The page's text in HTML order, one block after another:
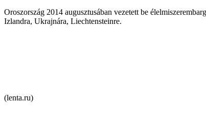
Oroszország 2014 augusztusában vezetett be
Izlandra, Ukrajnára, Liechtensteinre.
(lenta.ru)